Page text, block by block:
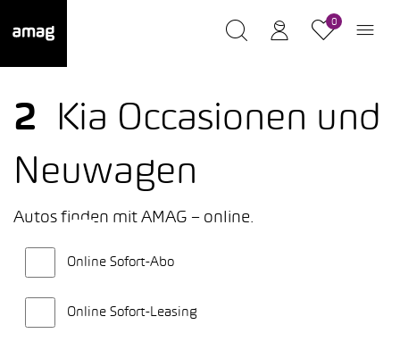
0
2
Kia Occasionen und
Neuwagen
Autos finden mit AMAG – online.
Online Sofort-Abo
Online Sofort-Leasing